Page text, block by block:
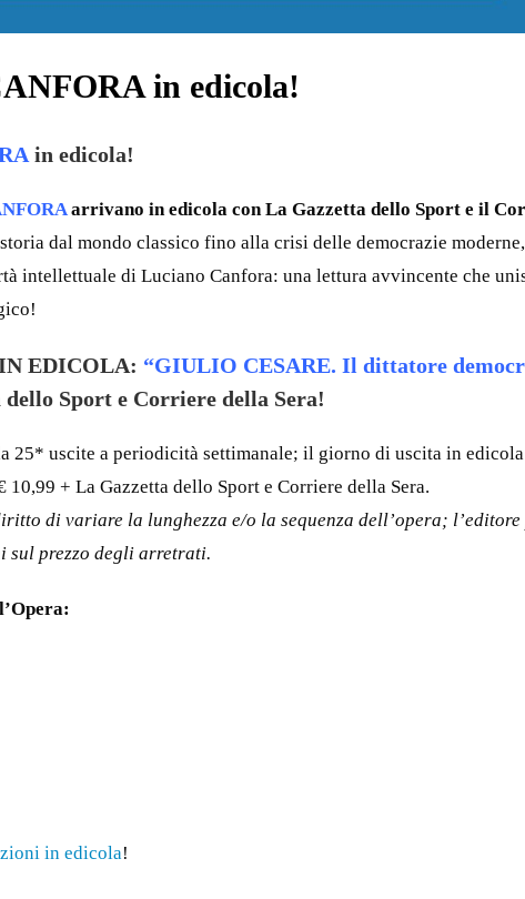
in edicola!
in edicola!
arrivano in edicola con La Gazzetta dello Sport e il
dal mondo classico fino alla crisi delle democrazie
intellettuale di Luciano Canfora: una lettura avvincente che
EDICOLA: “GIULIO CESARE. Il dittatore
dello Sport e Corriere della Sera!
25* uscite a periodicità settimanale; il giorno di uscita in
10,99 + La Gazzetta dello Sport e Corriere della Sera.
di variare la lunghezza e/o la sequenza dell’opera;
sul prezzo degli arretrati.
in edicola!